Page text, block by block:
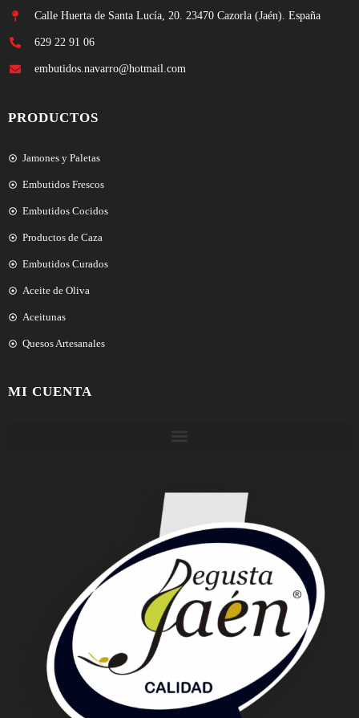
Calle Huerta de Santa Lucía, 20. 23470 Cazorla (Jaén). España
629 22 91 06
embutidos.navarro@hotmail.com
PRODUCTOS
Jamones y Paletas
Embutidos Frescos
Embutidos Cocidos
Productos de Caza
Embutidos Curados
Aceite de Oliva
Aceitunas
Quesos Artesanales
MI CUENTA